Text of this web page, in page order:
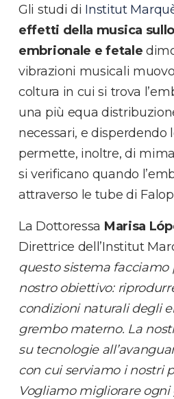
Gli studi di Institut
effetti della musica
embrionale e fetale
vibrazioni musicali
coltura in cui si trova
una più equa
necessari, e disperdendo
permette, inoltre, di
si verificano quando
attraverso le tube di
La Dottoressa Marisa
Direttrice dell’Institut
questo sistema facciamo
nostro obiettivo:
condizioni naturali degli
grembo materno. La
su tecnologie
con cui serviamo i nostri
Vogliamo migliorare ogni